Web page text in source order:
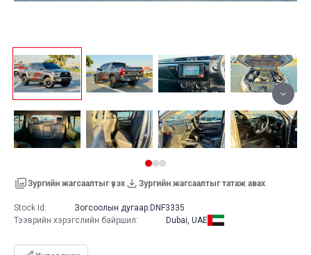
Зургийн жагсаалтыг үзэх Зургийн жагсаалтыг татаж авах
Stock Id: Зогсоолын дугаар: DNF3335
Тээврийн хэрэгслийн байршил: Dubai, UAE